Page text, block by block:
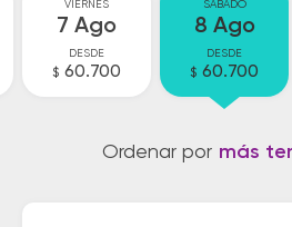
VIERNES
7 Ago
DESDE
$ 60.700
SABADO
8 Ago
DESDE
$ 60.700
Ordenar por más